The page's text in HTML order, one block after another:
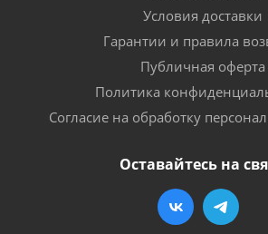
Условия доставки
Гарантии и правила
Публичная оферта
Политика
Согласие на обработку
Оставайтесь на